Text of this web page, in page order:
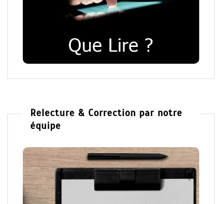
Relecture & Correction par notre
équipe